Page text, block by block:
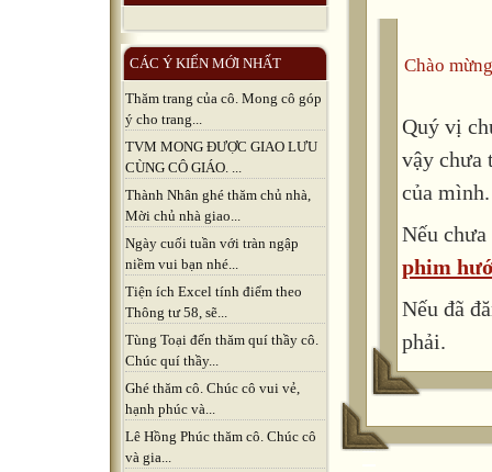
CÁC Ý KIẾN MỚI NHẤT
Thăm trang của cô. Mong cô góp
ý cho trang...
TVM MONG ĐƯỢC GIAO LƯU
CÙNG CÔ GIÁO. ...
Thành Nhân ghé thăm chủ nhà,
Mời chủ nhà giao...
Ngày cuối tuần với tràn ngập
niềm vui bạn nhé...
Tiện ích Excel tính điểm theo
Thông tư 58, sẽ...
Tùng Toại đến thăm quí thầy cô.
Chúc quí thầy...
Ghé thăm cô. Chúc cô vui vẻ,
hạnh phúc và...
Lê Hồng Phúc thăm cô. Chúc cô
và gia...
Chào
Quý vị
vậy chưa
của mình.
Nếu
phim
Nếu đã
phải.